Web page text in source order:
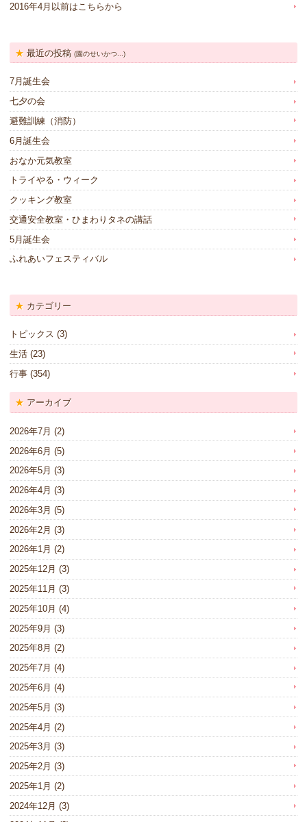
2016年4月以前はこちらから
最近の投稿(園のせいかつ...)
7月誕生会
七夕の会
避難訓練（消防）
6月誕生会
おなか元気教室
トライやる・ウィーク
クッキング教室
交通安全教室・ひまわりタネの講話
5月誕生会
ふれあいフェスティバル
カテゴリー
トピックス (3)
生活 (23)
行事 (354)
アーカイブ
2026年7月 (2)
2026年6月 (5)
2026年5月 (3)
2026年4月 (3)
2026年3月 (5)
2026年2月 (3)
2026年1月 (2)
2025年12月 (3)
2025年11月 (3)
2025年10月 (4)
2025年9月 (3)
2025年8月 (2)
2025年7月 (4)
2025年6月 (4)
2025年5月 (3)
2025年4月 (2)
2025年3月 (3)
2025年2月 (3)
2025年1月 (2)
2024年12月 (3)